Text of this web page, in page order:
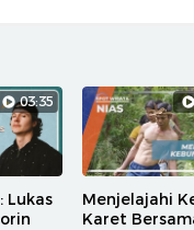
03:35
Lukas
Menjelajahi
Karet